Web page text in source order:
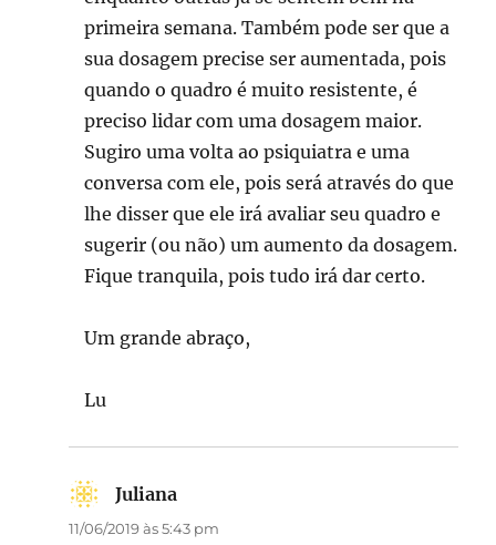
primeira semana. Também pode ser que a
sua dosagem precise ser aumentada, pois
quando o quadro é muito resistente, é
preciso lidar com uma dosagem maior.
Sugiro uma volta ao psiquiatra e uma
conversa com ele, pois será através do que
lhe disser que ele irá avaliar seu quadro e
sugerir (ou não) um aumento da dosagem.
Fique tranquila, pois tudo irá dar certo.
Um grande abraço,
Lu
Juliana
11/06/2019 às 5:43 pm